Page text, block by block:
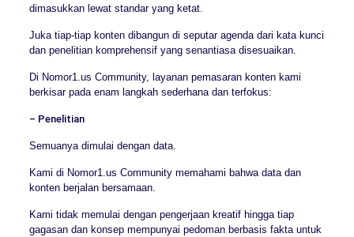
dimasukkan lewat standar yang ketat.
Juka tiap-tiap konten dibangun di seputar agenda dari kata kunci
dan penelitian komprehensif yang senantiasa disesuaikan.
Di Nomor1.us Community, layanan pemasaran konten kami
berkisar pada enam langkah sederhana dan terfokus:
– Penelitian
Semuanya dimulai dengan data.
Kami di Nomor1.us Community memahami bahwa data dan
konten berjalan bersamaan.
Kami tidak memulai dengan pengerjaan kreatif hingga tiap
gagasan dan konsep mempunyai pedoman berbasis fakta untuk